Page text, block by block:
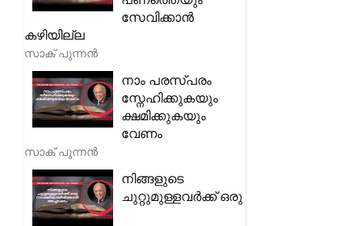
സേവിക്കാൻ
കഴിയില്ല
സാക് പുന്നൻ
നാം പരസ്പരം
സ്നേഹിക്കുകയും
ക്ഷമിക്കുകയും
വേണം
സാക് പുന്നൻ
നിങ്ങളുടെ
ചുറ്റുമുള്ളവർക്ക് ഒരു